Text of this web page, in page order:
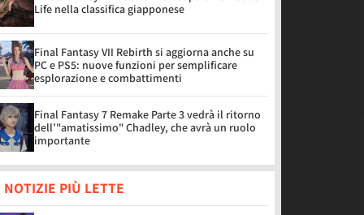
Life nella classifica giapponese
Final Fantasy VII Rebirth si aggiorna anche su
PC e PS5: nuove funzioni per semplificare
esplorazione e combattimenti
Final Fantasy 7 Remake Parte 3 vedrà il ritorno
dell’"amatissimo" Chadley, che avrà un ruolo
importante
NOTIZIE PIÙ LETTE